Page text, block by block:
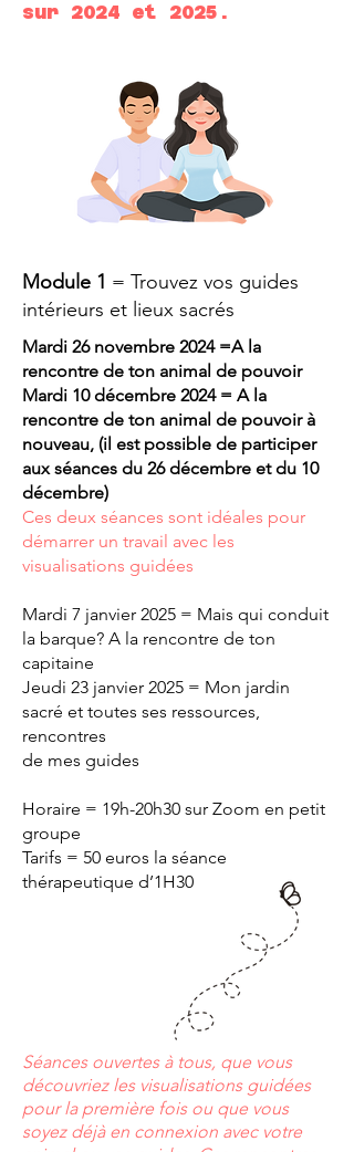
sur 2024 et 2025.
Module 1 = Trouvez vos guides
intérieurs et lieux sacrés
Mardi 26 novembre 2024 =A la
rencontre de ton animal de pouvoir
Mardi 10 décembre 2024 = A la
rencontre de ton animal de pouvoir à
nouveau, (il est possible de participer
aux séances du 26 décembre et du 10
décembre)
Ces deux séances sont idéales pour
démarrer un travail avec les
visualisations guidées
Mardi 7 janvier 2025 = Mais qui conduit
la barque? A la rencontre de ton
capitaine
Jeudi 23 janvier 2025 = Mon jardin
sacré et toutes ses ressources,
rencontres
de mes guides
Horaire = 19h-20h30 sur Zoom en petit
groupe
Tarifs = 50 euros la séance
thérapeutique d’1H30
Séances ouvertes à tous, que vous
découvriez les visualisations guidées
pour la première fois ou que vous
soyez déjà en connexion avec votre